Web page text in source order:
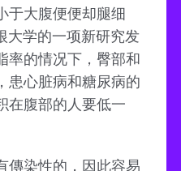
于大腹便便却腿细
大学的一项新研究发
率的情况下，臀部和
患心脏病和糖尿病的
在腹部的人要低一
傳染性的，因此容易